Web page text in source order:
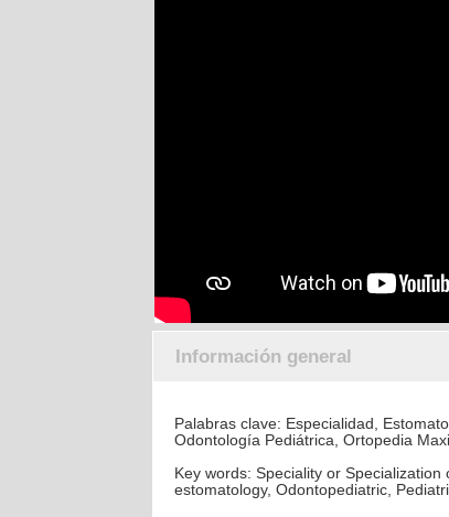
Información general
Palabras clave: Especialidad,
Odontología Pediátrica, Ortopedia
Key words: Speciality or
estomatology, Odontopediatric,